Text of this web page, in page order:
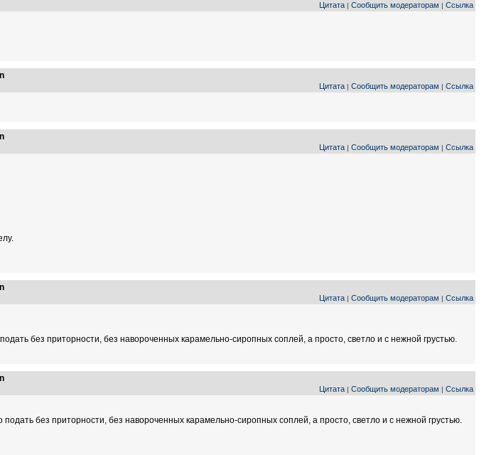
Цитата | Сообщить модераторам | Ссылка
Цитата | Сообщить модераторам | Ссылка
Цитата | Сообщить модераторам | Ссылка
Цитата | Сообщить модераторам | Ссылка
без приторности, без навороченных карамельно-сиропных соплей, а просто, светло и с нежной грустью.
Цитата | Сообщить модераторам | Ссылка
без приторности, без навороченных карамельно-сиропных соплей, а просто, светло и с нежной грустью.